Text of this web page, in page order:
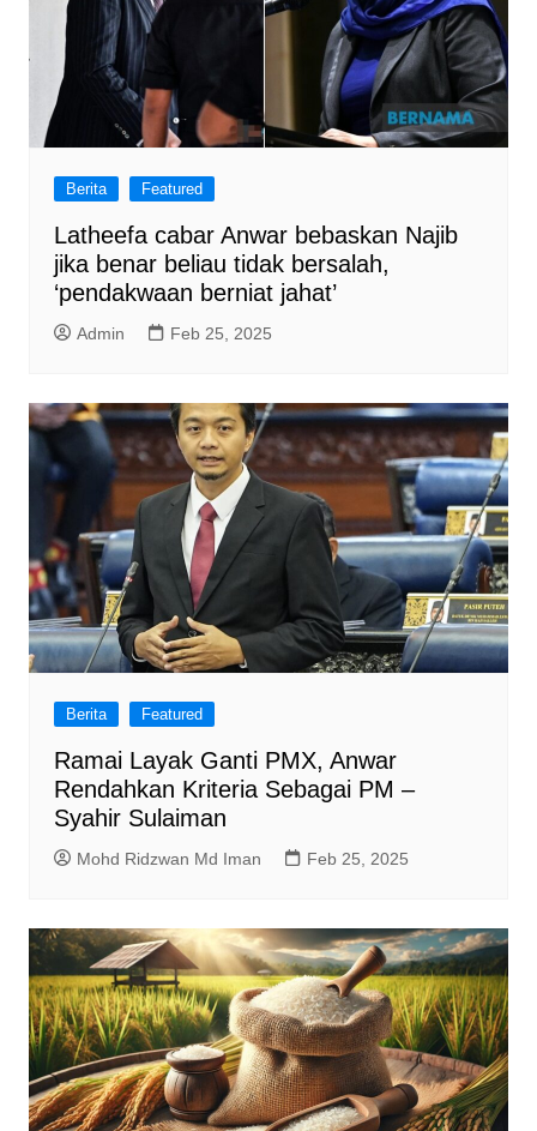
Berita Featured
Latheefa cabar Anwar bebaskan Najib
jika benar beliau tidak bersalah,
‘pendakwaan berniat jahat’
Admin Feb 25, 2025
Berita Featured
Ramai Layak Ganti PMX, Anwar
Rendahkan Kriteria Sebagai PM –
Syahir Sulaiman
Mohd Ridzwan Md Iman Feb 25, 2025